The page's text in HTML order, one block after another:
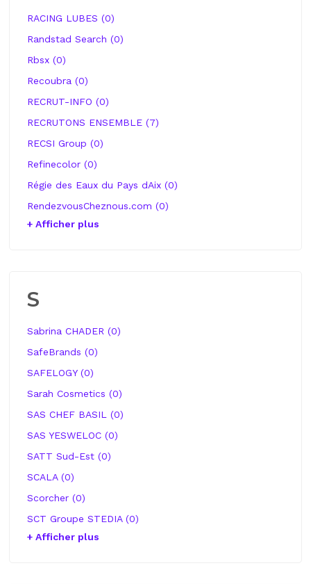
RACING LUBES (0)
Randstad Search (0)
Rbsx (0)
Recoubra (0)
RECRUT-INFO (0)
RECRUTONS ENSEMBLE (7)
RECSI Group (0)
Refinecolor (0)
Régie des Eaux du Pays dAix (0)
RendezvousCheznous.com (0)
+ Afficher plus
S
Sabrina CHADER (0)
SafeBrands (0)
SAFELOGY (0)
Sarah Cosmetics (0)
SAS CHEF BASIL (0)
SAS YESWELOC (0)
SATT Sud-Est (0)
SCALA (0)
Scorcher (0)
SCT Groupe STEDIA (0)
+ Afficher plus